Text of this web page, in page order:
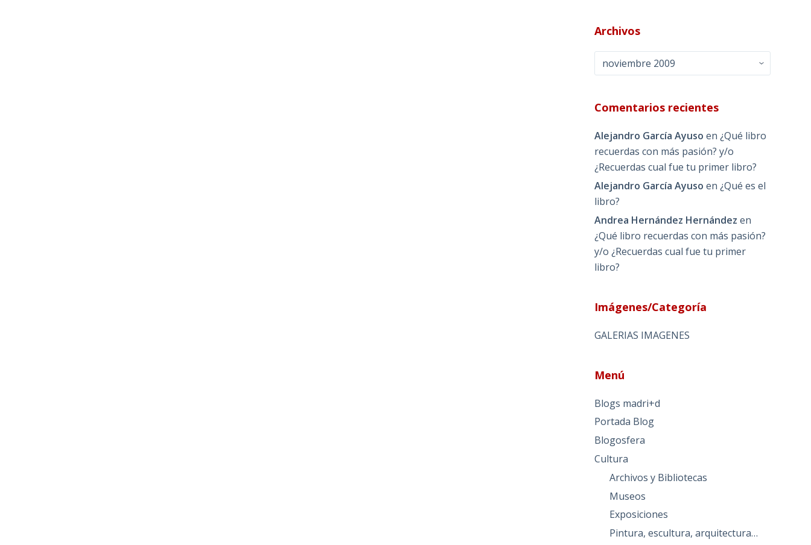
Archivos
Archivos
Comentarios recientes
Alejandro García Ayuso en¿Qué libro
recuerdas con más pasión? y/o
¿Recuerdas cual fue tu primer libro?
Alejandro García Ayuso en¿Qué es el
libro?
Andrea Hernández Hernández en
¿Qué libro recuerdas con más pasión?
y/o ¿Recuerdas cual fue tu primer
libro?
Imágenes/Categoría
GALERIAS IMAGENES
Menú
Blogs madri+d
Portada Blog
Blogosfera
Cultura
Archivos y Bibliotecas
Museos
Exposiciones
Pintura, escultura, arquitectura…